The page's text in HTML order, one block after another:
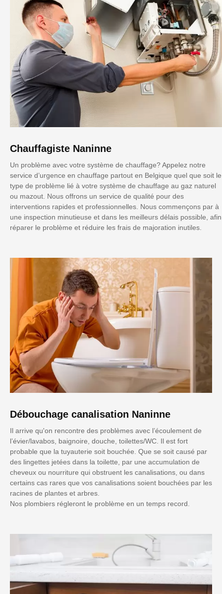
Chauffagiste Naninne
Un problème avec votre système de chauffage? Appelez notre
service d’urgence en chauffage partout en Belgique quel que soit le
type de problème lié à votre système de chauffage au gaz naturel
ou mazout. Nous offrons un service de qualité pour des
interventions rapides et professionnelles. Nous commençons par à
une inspection minutieuse et dans les meilleurs délais possible, afin
réparer le problème et réduire les frais de majoration inutiles.
Débouchage canalisation Naninne
Il arrive qu'on rencontre des problèmes avec l’écoulement de
l’évier/lavabos, baignoire, douche, toilettes/WC. Il est fort
probable que la tuyauterie soit bouchée. Que se soit causé par
des lingettes jetées dans la toilette, par une accumulation de
cheveux ou nourriture qui obstruent les canalisations, ou dans
certains cas rares que vos canalisations soient bouchées par les
racines de plantes et arbres.
Nos plombiers régleront le problème en un temps record.